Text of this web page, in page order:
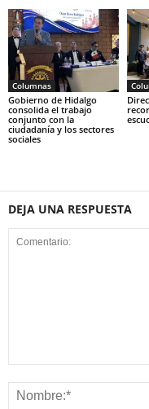
Columnas
Gobierno de Hidalgo
consolida el trabajo
conjunto con la
ciudadanía y los sectores
sociales
DEJA UNA RESPUESTA